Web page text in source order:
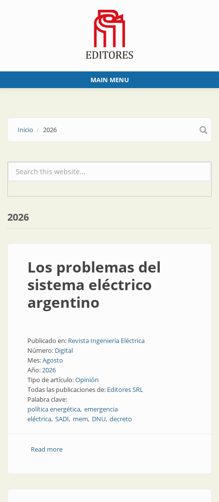
MAIN MENU
Inicio 2026
Formulario de búsqueda
2026
Los problemas del
sistema eléctrico
argentino
Publicado en: Revista Ingeniería Eléctrica
Número: Digital
Mes:Agosto
Año:2026
Tipo de artículo:Opinión
Todas las publicaciones de: Editores SRL
Palabra clave:
política energética emergencia
eléctrica SADI mem DNU decreto
Read moreabout Los problemas del sistema eléctrico argentino